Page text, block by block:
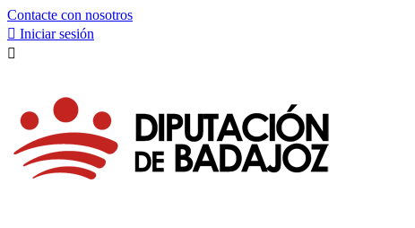
Contacte con nosotros
 Iniciar sesión
